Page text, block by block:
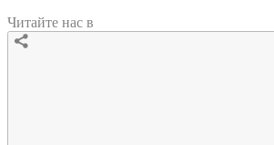
Читайте нас в